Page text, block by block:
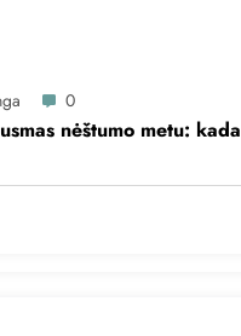
0
nėštumo metu: kada